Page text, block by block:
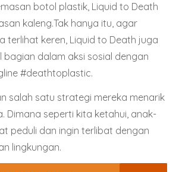
botol plastik, Liquid to Death
kaleng.Tak hanya itu, agar
terlihat keren, Liquid to Death juga
bagian dalam aksi sosial dengan
#deathtoplastic.
salah satu strategi mereka menarik
Dimana seperti kita ketahui, anak-
peduli dan ingin terlibat dengan
lingkungan.